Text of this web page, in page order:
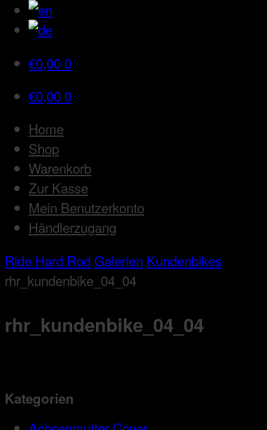
€0,00 0
€0,00 0
Home
Shop
Warenkorb
Zur Kasse
Mein Benutzerkonto
Händlerzugang
Ride Hard Rod Galerien Kundenbikes
rhr_kundenbike_04_04
rhr_kundenbike_04_04
Kategorien